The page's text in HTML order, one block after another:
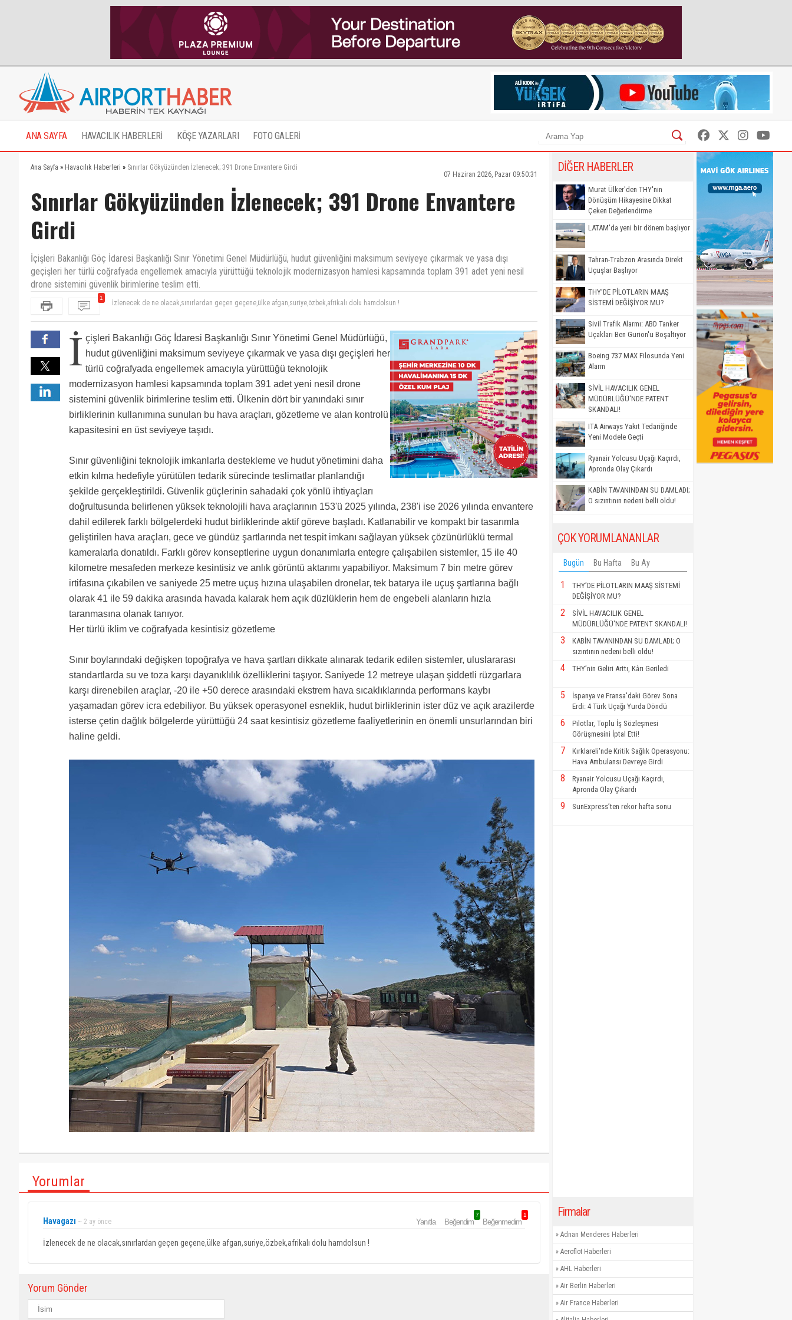
ANA SAYFA HAVACILIK HABERLERİ KÖŞE YAZARLARI FOTO GALERİ
Ana Sayfa » Havacılık Haberleri » Sınırlar Gökyüzünden İzlenecek; 391 Drone Envantere Girdi
07 Haziran 2026, Pazar 09:50:31
Sınırlar Gökyüzünden İzlenecek; 391 Drone Envantere
Girdi
İçişleri Bakanlığı Göç İdaresi Başkanlığı Sınır Yönetimi Genel Müdürlüğü, hudut güvenliğini maksimum seviyeye çıkarmak ve yasa dışı
geçişleri her türlü coğrafyada engellemek amacıyla yürüttüğü teknolojik modernizasyon hamlesi kapsamında toplam 391 adet yeni nesil
drone sistemini güvenlik birimlerine teslim etti.
1
İzlenecek de ne olacak,sınırlardan geçen geçene,ülke afgan,suriye,özbek,afrikalı dolu hamdolsun !
İ çişleri Bakanlığı Göç İdaresi Başkanlığı Sınır Yönetimi Genel Müdürlüğü,
hudut güvenliğini maksimum seviyeye çıkarmak ve yasa dışı geçişleri her
türlü coğrafyada engellemek amacıyla yürüttüğü teknolojik
modernizasyon hamlesi kapsamında toplam 391 adet yeni nesil drone
sistemini güvenlik birimlerine teslim etti. Ülkenin dört bir yanındaki sınır
birliklerinin kullanımına sunulan bu hava araçları, gözetleme ve alan kontrolü
kapasitesini en üst seviyeye taşıdı.
Sınır güvenliğini teknolojik imkanlarla destekleme ve hudut yönetimini daha
etkin kılma hedefiyle yürütülen tedarik sürecinde teslimatlar planlandığı
şekilde gerçekleştirildi. Güvenlik güçlerinin sahadaki çok yönlü ihtiyaçları
doğrultusunda belirlenen yüksek teknolojili hava araçlarının 153'ü 2025 yılında, 238'i ise 2026 yılında envantere
dahil edilerek farklı bölgelerdeki hudut birliklerinde aktif göreve başladı. Katlanabilir ve kompakt bir tasarımla
geliştirilen hava araçları, gece ve gündüz şartlarında net tespit imkanı sağlayan yüksek çözünürlüklü termal
kameralarla donatıldı. Farklı görev konseptlerine uygun donanımlarla entegre çalışabilen sistemler, 15 ile 40
kilometre mesafeden merkeze kesintisiz ve anlık görüntü aktarımı yapabiliyor. Maksimum 7 bin metre görev
irtifasına çıkabilen ve saniyede 25 metre uçuş hızına ulaşabilen dronelar, tek batarya ile uçuş şartlarına bağlı
olarak 41 ile 59 dakika arasında havada kalarak hem açık düzlüklerin hem de engebeli alanların hızla
taranmasına olanak tanıyor.
Her türlü iklim ve coğrafyada kesintisiz gözetleme
Sınır boylarındaki değişken topoğrafya ve hava şartları dikkate alınarak tedarik edilen sistemler, uluslararası
standartlarda su ve toza karşı dayanıklılık özelliklerini taşıyor. Saniyede 12 metreye ulaşan şiddetli rüzgarlara
karşı direnebilen araçlar, -20 ile +50 derece arasındaki ekstrem hava sıcaklıklarında performans kaybı
yaşamadan görev icra edebiliyor. Bu yüksek operasyonel esneklik, hudut birliklerinin ister düz ve açık arazilerde
isterse çetin dağlık bölgelerde yürüttüğü 24 saat kesintisiz gözetleme faaliyetlerinin en önemli unsurlarından biri
haline geldi.
Yorumlar
Havagazı ~ 2 ay önce Yanıtla Beğendim
7
Beğenmedim
1
İzlenecek de ne olacak,sınırlardan geçen geçene,ülke afgan,suriye,özbek,afrikalı dolu hamdolsun !
Yorum Gönder
DİĞER HABERLER
Murat Ülker'den THY'nin
Dönüşüm Hikayesine Dikkat
Çeken Değerlendirme
LATAM'da yeni bir dönem başlıyor
Tahran-Trabzon Arasında Direkt
Uçuşlar Başlıyor
THY’DE PİLOTLARIN MAAŞ
SİSTEMİ DEĞİŞİYOR MU?
Sivil Trafik Alarmı: ABD Tanker
Uçakları Ben Gurion'u Boşaltıyor
Boeing 737 MAX Filosunda Yeni
Alarm
SİVİL HAVACILIK GENEL
MÜDÜRLÜĞÜ'NDE PATENT
SKANDALI!
ITA Airways Yakıt Tedariğinde
Yeni Modele Geçti
Ryanair Yolcusu Uçağı Kaçırdı,
Apronda Olay Çıkardı
KABİN TAVANINDAN SU DAMLADI;
O sızıntının nedeni belli oldu!
ÇOK YORUMLANANLAR
Bugün Bu Hafta Bu Ay
1
THY’DE PİLOTLARIN MAAŞ SİSTEMİ
DEĞİŞİYOR MU?
2
SİVİL HAVACILIK GENEL
MÜDÜRLÜĞÜ'NDE PATENT SKANDALI!
3
KABİN TAVANINDAN SU DAMLADI; O
sızıntının nedeni belli oldu!
4 THY’nin Geliri Arttı, Kârı Geriledi
5
İspanya ve Fransa'daki Görev Sona
Erdi: 4 Türk Uçağı Yurda Döndü
6
Pilotlar, Toplu İş Sözleşmesi
Görüşmesini İptal Etti!
7
Kırklareli'nde Kritik Sağlık Operasyonu:
Hava Ambulansı Devreye Girdi
8
Ryanair Yolcusu Uçağı Kaçırdı,
Apronda Olay Çıkardı
9 SunExpress’ten rekor hafta sonu
Firmalar
» Adnan Menderes Haberleri
» Aeroflot Haberleri
» AHL Haberleri
» Air Berlin Haberleri
» Air France Haberleri